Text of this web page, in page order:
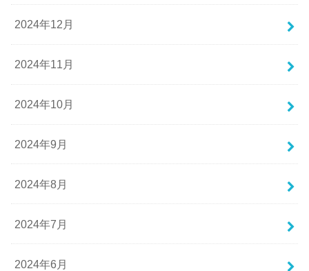
2024年12月
2024年11月
2024年10月
2024年9月
2024年8月
2024年7月
2024年6月